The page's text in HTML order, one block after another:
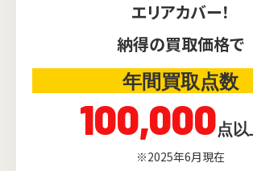
エリアカバー！
納得の買取価格で
年間買取点数
100,000点以
※2025年6月現在